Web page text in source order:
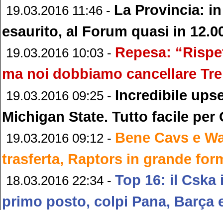
19.03.2016 11:46 - La Provincia:
esaurito, al Forum quasi in
19.03.2016 10:03 - Repesa:
ma noi dobbiamo cancellare
19.03.2016 09:25 - Incredibile
Michigan State. Tutto facile per
19.03.2016 09:12 - Bene Cavs e
trasferta, Raptors in grande
18.03.2016 22:34 - Top 16: il Cska
primo posto, colpi Pana, Barça